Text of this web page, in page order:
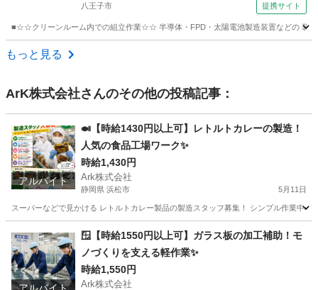
八王子市 提携サイト
■☆☆クリーンルーム内での組立作業☆☆ 半導体・FPD・太陽電池製造装置などの 装
東京 八王子市
もっと見る
ArK株式会社さんのその他の投稿記事：
アルバイト
🍛【時給1430円以上可】レトルトカレーの製造！
人気の食品工場ワーク✨
時給1,430円
Ark株式会社
静岡県 浜松市 5月11日
スーパーなどで見かける レトルトカレー製品の製造スタッフ募集！ シンプル作業中
工場
🪟【時給1550円以上可】ガラス板の加工補助！モ
ノづくりを支える軽作業✨
時給1,550円
Ark株式会社